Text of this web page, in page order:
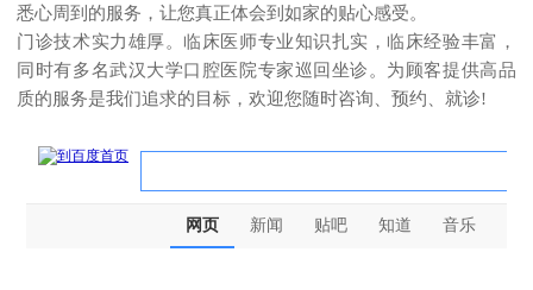
悉心周到的服务，让您真正体会到如家的贴心感受。
门诊技术实力雄厚。临床医师专业知识扎实，临床经验丰富，
同时有多名武汉大学口腔医院专家巡回坐诊。为顾客提供高品
质的服务是我们追求的目标，欢迎您随时咨询、预约、就诊!